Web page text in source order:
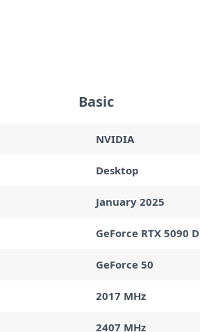
Basic
NVIDIA
Desktop
January 2025
GeForce RTX 5090 D
GeForce 50
2017 MHz
2407 MHz